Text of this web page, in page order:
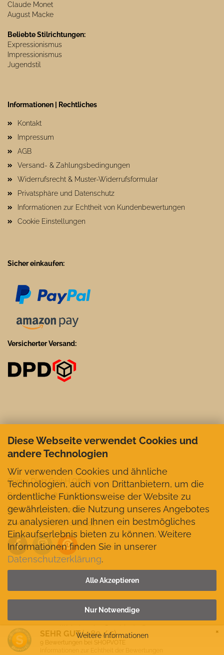
Diese Webseite verwendet Cookies und
andere Technologien
Wir verwenden Cookies und ähnliche
Technologien, auch von Drittanbietern, um die
ordentliche Funktionsweise der Website zu
gewährleisten, die Nutzung unseres Angebotes
zu analysieren und Ihnen ein bestmögliches
Einkaufserlebnis bieten zu können. Weitere
Informationen finden Sie in unserer
Datenschutzerklärung.
Alle Akzeptieren
Nur Notwendige
Weitere Informationen
Claude Monet
August Macke
Beliebte Stilrichtungen:
Expressionismus
Impressionismus
Jugendstil
Informationen | Rechtliches
Kontakt
Impressum
AGB
Versand- & Zahlungsbedingungen
Widerrufsrecht & Muster-Widerrufsformular
Privatsphäre und Datenschutz
Informationen zur Echtheit von Kundenbewertungen
Cookie Einstellungen
Sicher einkaufen:
Versicherter Versand:
Günter Dietz GmbH Offizin
Bachmühle 2, 83564 Soyen
Telefon +49 8072-1062
E-Mail mail@dietz-offizin.de
VERTRAG WIDERRUFEN
Webshopby Gambio.de © 2026 ×
SEHR GUT(4.80 / 5)
9 Bewertungen bei SHOPVOTE